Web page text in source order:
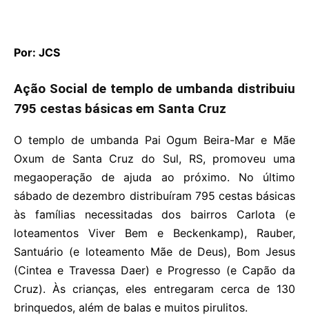
Por: JCS
Ação Social de templo de umbanda distribuiu
795 cestas básicas em Santa Cruz
O templo de umbanda Pai Ogum Beira-Mar e Mãe
Oxum de Santa Cruz do Sul, RS, promoveu uma
megaoperação de ajuda ao próximo. No último
sábado de dezembro distribuíram 795 cestas básicas
às famílias necessitadas dos bairros Carlota (e
loteamentos Viver Bem e Beckenkamp), Rauber,
Santuário (e loteamento Mãe de Deus), Bom Jesus
(Cintea e Travessa Daer) e Progresso (e Capão da
Cruz). Às crianças, eles entregaram cerca de 130
brinquedos, além de balas e muitos pirulitos.